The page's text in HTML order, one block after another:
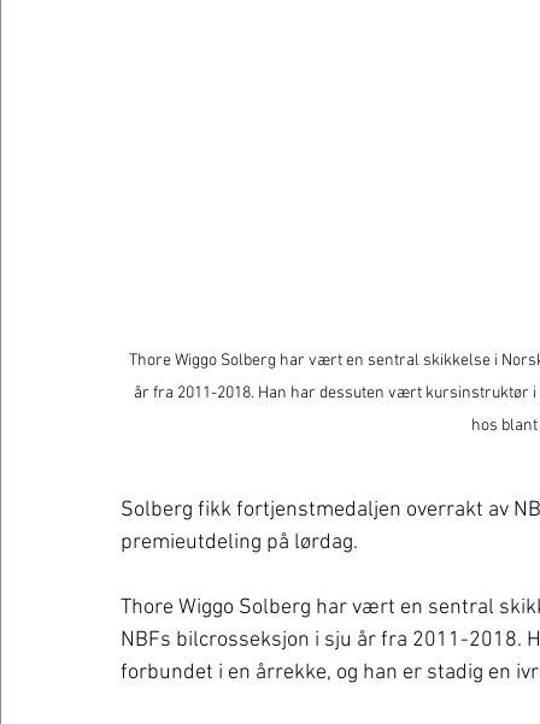
Thore Wiggo Solberg har vært en sentral skikkelse i
år fra 2011-2018. Han har dessuten vært kursinstruktør
hos
Solberg fikk fortjenstmedaljen overrakt av
premieutdeling på lørdag.
Thore Wiggo Solberg har vært en sentral
NBFs bilcrosseksjon i sju år fra 2011-
forbundet i en årrekke, og han er stadig en